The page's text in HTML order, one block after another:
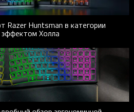
Razer Huntsman в категории
эффектом Холла